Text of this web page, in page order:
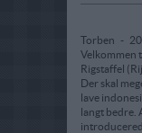
Torben -
Velkommen
Rigstaffel
Der skal
lave
langt bedre.